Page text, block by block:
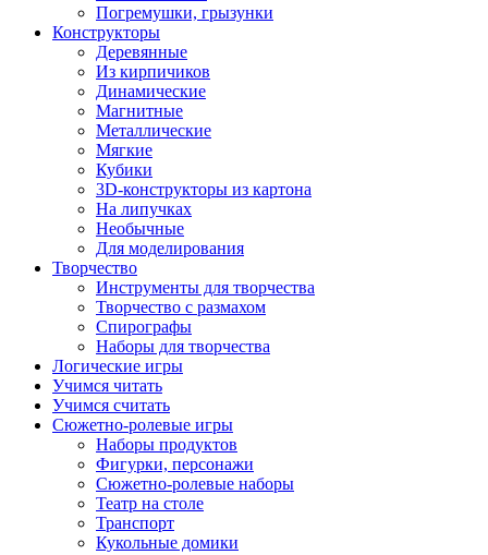
Погремушки, грызунки
Конструкторы
Деревянные
Из кирпичиков
Динамические
Магнитные
Металлические
Мягкие
Кубики
3D-конструкторы из картона
На липучках
Необычные
Для моделирования
Творчество
Инструменты для творчества
Творчество с размахом
Спирографы
Наборы для творчества
Логические игры
Учимся читать
Учимся считать
Сюжетно-ролевые игры
Наборы продуктов
Фигурки, персонажи
Сюжетно-ролевые наборы
Театр на столе
Транспорт
Кукольные домики